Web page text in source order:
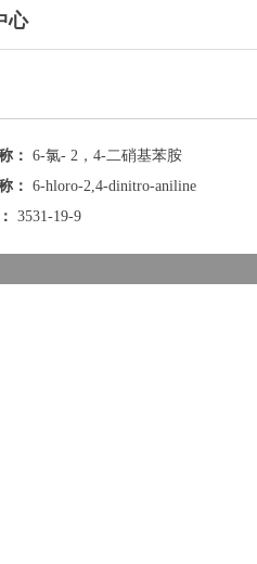
心
： 6-氯- 2，4-二硝基苯胺
： 6-hloro-2,4-dinitro-aniline
3531-19-9